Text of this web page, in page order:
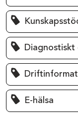
Diagnostiskt
E-hälsa